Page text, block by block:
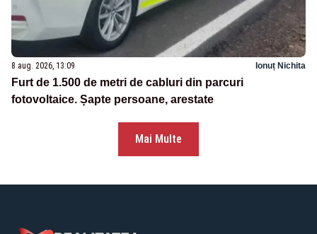
8 aug. 2026, 13:09 Ionuț Nichita
Furt de 1.500 de metri de cabluri din parcuri
fotovoltaice. Șapte persoane, arestate
Mai Multe